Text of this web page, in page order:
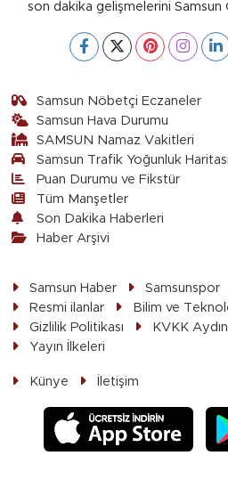
son dakika gelişmelerini Samsun
Samsun Nöbetçi Eczaneler
Samsun Hava Durumu
SAMSUN Namaz Vakitleri
Samsun Trafik Yoğunluk Haritası
Puan Durumu ve Fikstür
Tüm Manşetler
Son Dakika Haberleri
Haber Arşivi
Samsun Haber Samsunspor
Resmi ilanlar
Bilim ve
Gizlilik Politikası
KVKK
Yayın İlkeleri
Künye İletişim